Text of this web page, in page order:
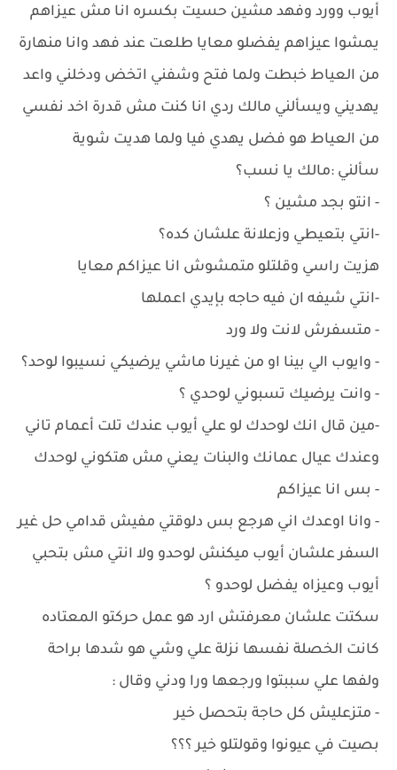
أيوب وورد وفهد مشين حسيت بكسره انا مش عيزاهم
يمشوا عيزاهم يفضلو معايا طلعت عند فهد وانا منهارة
من العياط خبطت ولما فتح وشفني اتخض ودخلني واعد
يهديني ويسألني مالك ردي انا كنت مش قدرة اخد نفسي
من العياط هو فضل يهدي فيا ولما هديت شوية
سألني :مالك يا نسب؟
- انتو بجد مشين ؟
-انتي بتعيطي وزعلانة علشان كده؟
هزيت راسي وقلتلو متمشوش انا عيزاكم معايا
-انتي شيفه ان فيه حاجه بإيدي اعملها
- متسفرش لانت ولا ورد
- وايوب الي بينا او من غيرنا ماشي يرضيكي نسيبوا لوحد؟
- وانت يرضيك تسبوني لوحدي ؟
-مين قال انك لوحدك لو علي أيوب عندك تلت أعمام تاني
وعندك عيال عمانك والبنات يعني مش هتكوني لوحدك
- بس انا عيزاكم
- وانا اوعدك اني هرجع بس دلوقتي مفيش قدامي حل غير
السفر علشان أيوب ميكنش لوحدو ولا انتي مش بتحبي
أيوب وعيزاه يفضل لوحدو ؟
سكتت علشان معرفتش ارد هو عمل حركتو المعتاده
كانت الخصلة نفسها نزلة علي وشي هو شدها براحة
ولفها علي سببتوا ورجعها ورا ودني وقال :
- متزعليش كل حاجة بتحصل خير
بصيت في عيونوا وقولتلو خير ؟؟؟